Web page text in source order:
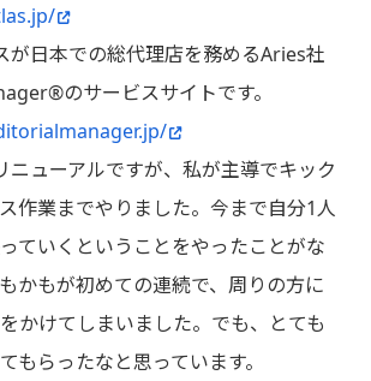
が日本での総代理店を務めるAries社
のサービスサイトです。
ニューアルですが、私が主導でキック
作業までやりました。今まで自分1人
ていくということをやったことがな
かもが初めての連続で、周りの方に
かけてしまいました。でも、とても
もらったなと思っています。